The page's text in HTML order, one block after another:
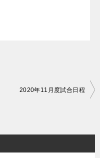
2020年11月度試合日程